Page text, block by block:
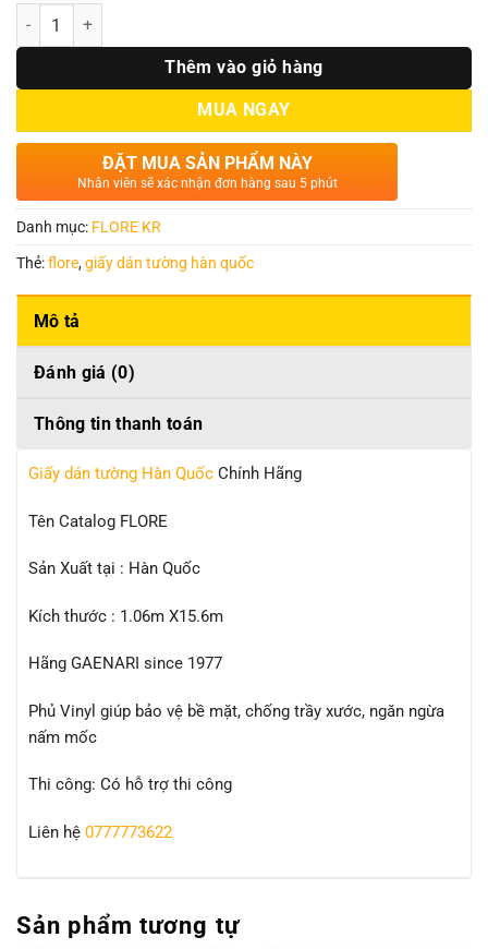
Số lượng
Thêm vào giỏ hàng
MUA NGAY
ĐẶT MUA SẢN PHẨM NÀY
Nhân viên sẽ xác nhận đơn hàng sau 5 phút
Danh mục: FLORE KR
Thẻ:flore,giấy dán tường hàn quốc
Mô tả
Đánh giá (0)
Thông tin thanh toán
Giấy dán tường Hàn Quốc Chính Hãng
Tên Catalog FLORE
Sản Xuất tại : Hàn Quốc
Kích thước : 1.06m X15.6m
Hãng GAENARI since 1977
Phủ Vinyl giúp bảo vệ bề mặt, chống trầy xước, ngăn ngừa
nấm mốc
Thi công: Có hỗ trợ thi công
Liên hệ 0777773622
Sản phẩm tương tự